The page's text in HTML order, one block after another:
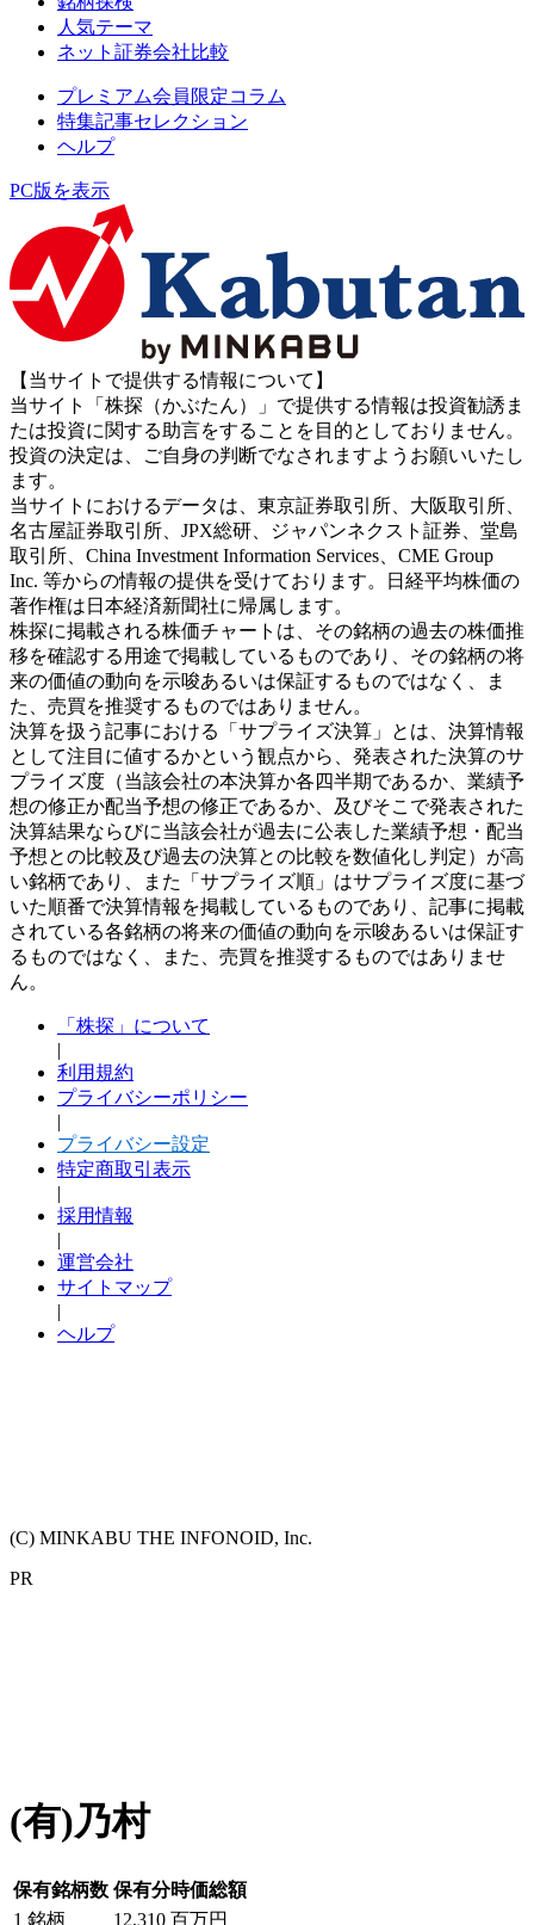
人気テーマ
ネット証券会社比較
プレミアム会員限定コラム
特集記事セレクション
ヘルプ
PC版を表示
【当サイトで提供する情報について】
当サイト「株探（かぶたん）」で提供する情報は投資勧誘ま
たは投資に関する助言をすることを目的としておりません。
投資の決定は、ご自身の判断でなされますようお願いいたし
ます。
当サイトにおけるデータは、東京証券取引所、大阪取引所、
名古屋証券取引所、JPX総研、ジャパンネクスト証券、堂島
取引所、China Investment Information Services、CME Group
Inc. 等からの情報の提供を受けております。日経平均株価の
著作権は日本経済新聞社に帰属します。
株探に掲載される株価チャートは、その銘柄の過去の株価推
移を確認する用途で掲載しているものであり、その銘柄の将
来の価値の動向を示唆あるいは保証するものではなく、ま
た、売買を推奨するものではありません。
決算を扱う記事における「サプライズ決算」とは、決算情報
として注目に値するかという観点から、発表された決算のサ
プライズ度（当該会社の本決算か各四半期であるか、業績予
想の修正か配当予想の修正であるか、及びそこで発表された
決算結果ならびに当該会社が過去に公表した業績予想・配当
予想との比較及び過去の決算との比較を数値化し判定）が高
い銘柄であり、また「サプライズ順」はサプライズ度に基づ
いた順番で決算情報を掲載しているものであり、記事に掲載
されている各銘柄の将来の価値の動向を示唆あるいは保証す
るものではなく、また、売買を推奨するものではありませ
ん。
「株探」について
|
利用規約
プライバシーポリシー
|
プライバシー設定
特定商取引表示
|
採用情報
|
運営会社
サイトマップ
|
ヘルプ
(C) MINKABU THE INFONOID, Inc.
PR
(有)乃村
保有銘柄数 保有分時価総額
1 銘柄 12,310 百万円